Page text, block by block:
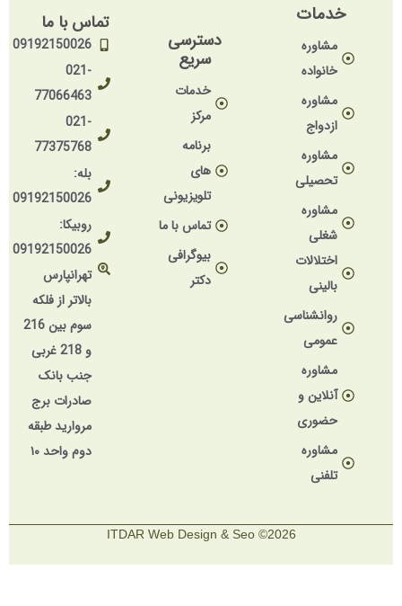
خدمات
مشاوره
خانواده
مشاوره
ازدواج
مشاوره
تحصیلی
مشاوره
شغلی
اختلالات
بالینی
روانشناسی
عمومی
مشاوره
آنلاین و
حضوری
مشاوره
تلفنی
دسترسی
سریع
خدمات
مرکز
های
تلویزیونی
تماس با ما
بیوگرافی
دکتر
تماس با ما
09192150026
77066463
77375768
09192150026
روبیکا:
09192150026
تهرانپارس
بالاتر از فلکه
سوم بین 216
و 218 غربی
جنب بانک
صادرات برج
مروارید طبقه
دوم واحد ۱۰